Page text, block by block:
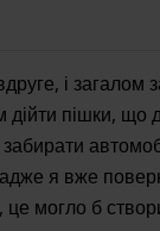
і
пішки, що
я вже
це могло б